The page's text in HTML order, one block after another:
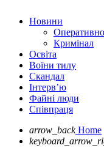
Новини
Оперативно
Кримінал
Освіта
Воїни тилу
Скандал
Інтерв’ю
Файні люди
Співпраця
arrow_back Home